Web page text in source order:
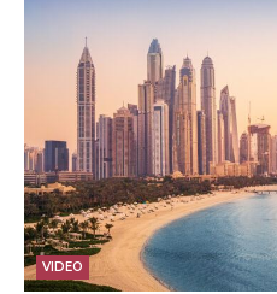
VIDEO